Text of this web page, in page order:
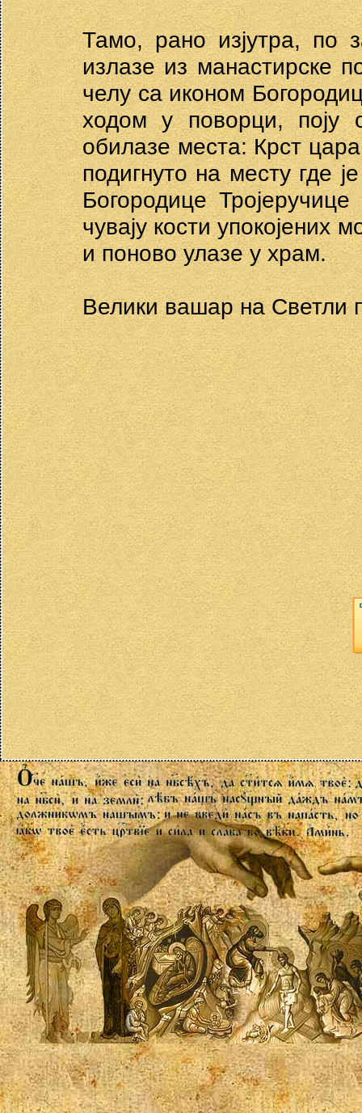
Тамо, рано изјутра, по
излазе из манастирске
челу са иконом
ходом у поворци, поју
обилазе места: Крст
подигнуто на месту где
Богородице
чувају кости упокојених
и поново улазе у храм.
Велики вашар на Светли